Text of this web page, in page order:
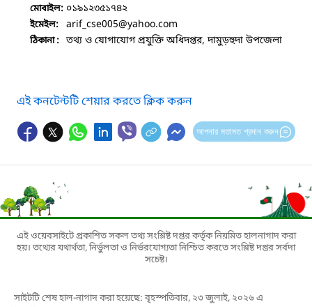
মোবাইল: ০১৯১২৩৫১৭৪২
ইমেইল: arif_cse005@yahoo.com
ঠিকানা : তথ্য ও যোগাযোগ প্রযুক্তি অধিদপ্তর, দামুড়হুদা উপজেলা
এই কনটেন্টটি শেয়ার করতে ক্লিক করুন
আপনার মতামত প্রদান করুন
এই ওয়েবসাইটে প্রকাশিত সকল তথ্য সংশ্লিষ্ট দপ্তর কর্তৃক নিয়মিত হালনাগাদ করা
হয়। তথ্যের যথার্থতা, নির্ভুলতা ও নির্ভরযোগ্যতা নিশ্চিত করতে সংশ্লিষ্ট দপ্তর সর্বদা
সচেষ্ট।
সাইটটি শেষ হাল-নাগাদ করা হয়েছে: বৃহস্পতিবার, ২৩ জুলাই, ২০২৬ এ